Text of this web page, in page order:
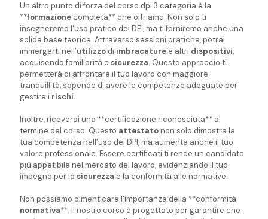
Un altro punto di forza del corso dpi 3 categoria è la
**formazione completa** che offriamo. Non solo ti
insegneremo l'uso pratico dei DPI, ma ti forniremo anche una
solida base teorica. Attraverso sessioni pratiche, potrai
immergerti nell’utilizzo di imbracature e altri dispositivi,
acquisendo familiarità e sicurezza. Questo approccio ti
permetterà di affrontare il tuo lavoro con maggiore
tranquillità, sapendo di avere le competenze adeguate per
gestire i rischi.
Inoltre, riceverai una **certificazione riconosciuta** al
termine del corso. Questo attestatonon solo dimostra la
tua competenza nell’uso dei DPI, ma aumenta anche il tuo
valore professionale. Essere certificati ti rende un candidato
più appetibile nel mercato del lavoro, evidenziando il tuo
impegno per la sicurezza e la conformità alle normative.
Non possiamo dimenticare l’importanza della **conformità
normativa**. Il nostro corso è progettato per garantire che